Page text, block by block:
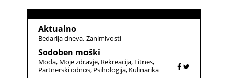
Aktualno
Bedarija dneva Zanimivosti
Sodoben moški
Moda Moje zdravje Rekreacija Fitnes
Partnerski odnos Psihologija Kulinarika